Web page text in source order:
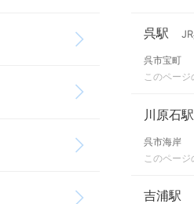
呉駅
呉市宝町
このページ
川原石駅
呉市海岸
このペー
吉浦駅